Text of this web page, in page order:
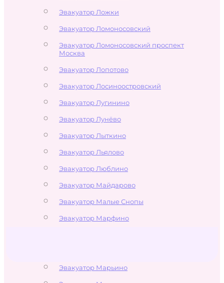
Эвакуатор Ложки
Эвакуатор Ломоносовский
Эвакуатор Ломоносовский проспект
Москва
Эвакуатор Лопотово
Эвакуатор Лосиноостровский
Эвакуатор Лугинино
Эвакуатор Лунёво
Эвакуатор Лыткино
Эвакуатор Льялово
Эвакуатор Люблино
Эвакуатор Майдарово
Эвакуатор Малые Снопы
Эвакуатор Марфино
Эвакуатор Марьино